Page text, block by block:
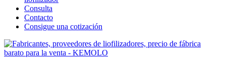
Consulta
Contacto
Consigue una cotización